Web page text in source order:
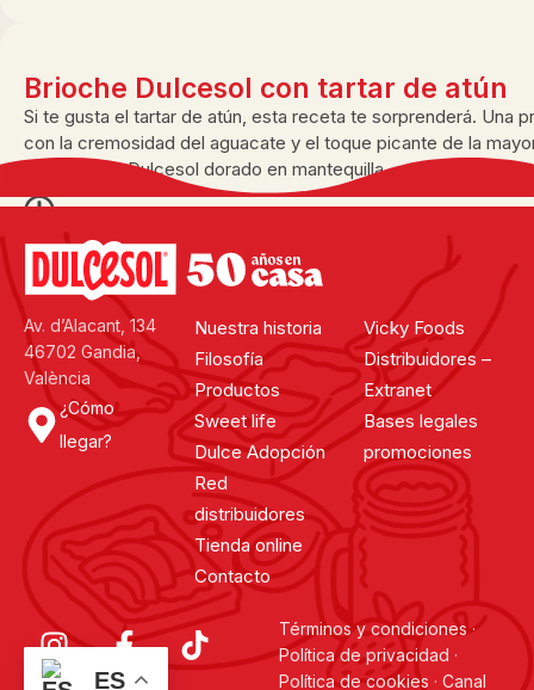
Brioche Dulcesol con tartar de atún
Si te gusta el tartar de atún, esta receta te sorprenderá. Una
con la cremosidad del aguacate y el toque picante de la
dog brioche Dulcesol dorado en mantequilla.
25 minutos
Av. d’Alacant, 134
46702 Gandia,
València
¿Cómo
llegar?
Nuestra historia
Filosofía
Productos
Sweet life
Dulce Adopción
Red
distribuidores
Tienda online
Contacto
Vicky Foods
Distribuidores –
Extranet
Bases legales
promociones
Términos y condiciones·
Política de privacidad ·
Política de cookies · Canal
ES